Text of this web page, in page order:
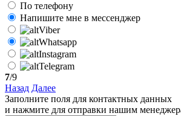
По телефону
Напишите мне в мессенджер
Viber
Whatsapp
Instagram
Telegram
7/9
Назад Далее
Заполните поля для контактных данных
и нажмите для отправки нашим